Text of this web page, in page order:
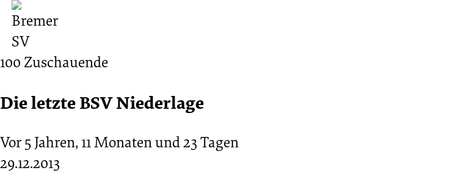
100 Zuschauende
Die letzte BSV Niederlage
Vor 5 Jahren, 11 Monaten und 23 Tagen
29.12.2013